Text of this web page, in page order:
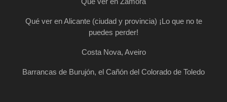
Qué ver en Alicante (ciudad y provincia) ¡Lo que no te
puedes perder!
Costa Nova, Aveiro
Barrancas de Burujón, el Cañón del Colorado de Toledo